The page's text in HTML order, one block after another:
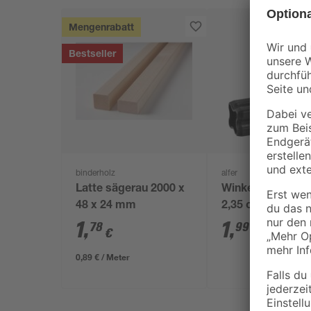
Mengenrabatt
Bestseller
binderholz
Latte sägerau 2000 x
48 x 24 mm
1,78 €
0,89 € / Meter
alfer
Winkelverbinder
2,35 cm
1,99